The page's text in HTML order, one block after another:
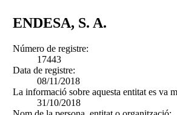
ENDESA, S. A.
Número de registre:
17443
Data de registre:
08/11/2018
La informació sobre aquesta entitat es va
31/10/2018